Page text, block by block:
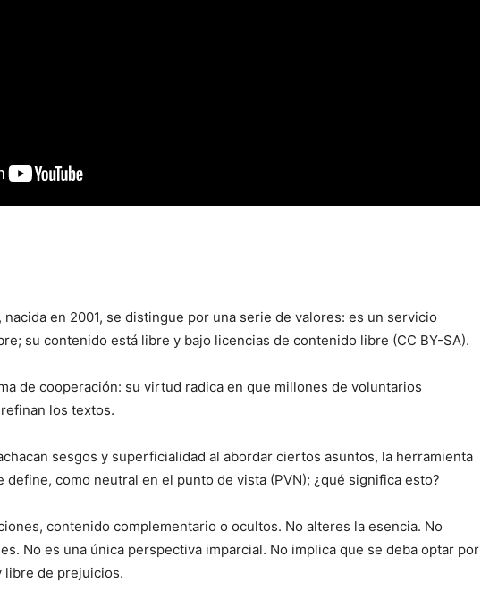
en 2001, se distingue por una serie de valores: es un servicio
su contenido está libre y bajo licencias de contenido libre (CC BY-SA).
de cooperación: su virtud radica en que millones de voluntarios
los textos.
sesgos y superficialidad al abordar ciertos asuntos, la herramienta
define, como neutral en el punto de vista (PVN); ¿qué significa esto?
contenido complementario o ocultos. No alteres la esencia. No
No es una única perspectiva imparcial. No implica que se deba optar por
libre de prejuicios.